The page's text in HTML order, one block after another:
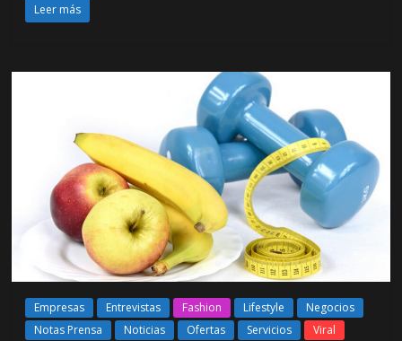
Leer más
Empresas Entrevistas Fashion Lifestyle
Negocios
Notas Prensa
Noticias Ofertas Servicios Viral